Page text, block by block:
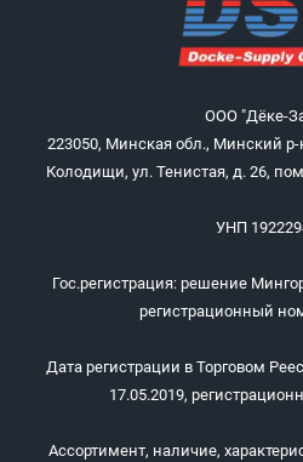
ООО "Дёке-
223050, Минская обл., Минский
Колодищи, ул. Тенистая, д. 26,
УНП
Гос.регистрация: решение
регистрационный
Дата регистрации в Торговом
17.05.2019,
Ассортимент, наличие,